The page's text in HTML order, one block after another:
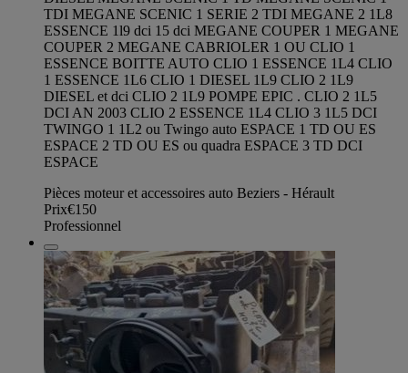
TDI MEGANE SCENIC 1 SERIE 2 TDI MEGANE 2 1L8
ESSENCE 1l9 dci 15 dci MEGANE COUPER 1 MEGANE
COUPER 2 MEGANE CABRIOLER 1 OU CLIO 1
ESSENCE BOITTE AUTO CLIO 1 ESSENCE 1L4 CLIO
1 ESSENCE 1L6 CLIO 1 DIESEL 1L9 CLIO 2 1L9
DIESEL et dci CLIO 2 1L9 POMPE EPIC . CLIO 2 1L5
DCI AN 2003 CLIO 2 ESSENCE 1L4 CLIO 3 1L5 DCI
TWINGO 1 1L2 ou Twingo auto ESPACE 1 TD OU ES
ESPACE 2 TD OU ES ou quadra ESPACE 3 TD DCI
ESPACE
Pièces moteur et accessoires auto Beziers - Hérault
Prix€150
Professionnel